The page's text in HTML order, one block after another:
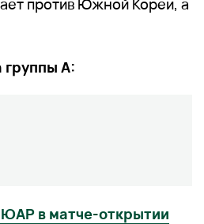
против Южной Кореи, а
группы А:
в матче-открытии